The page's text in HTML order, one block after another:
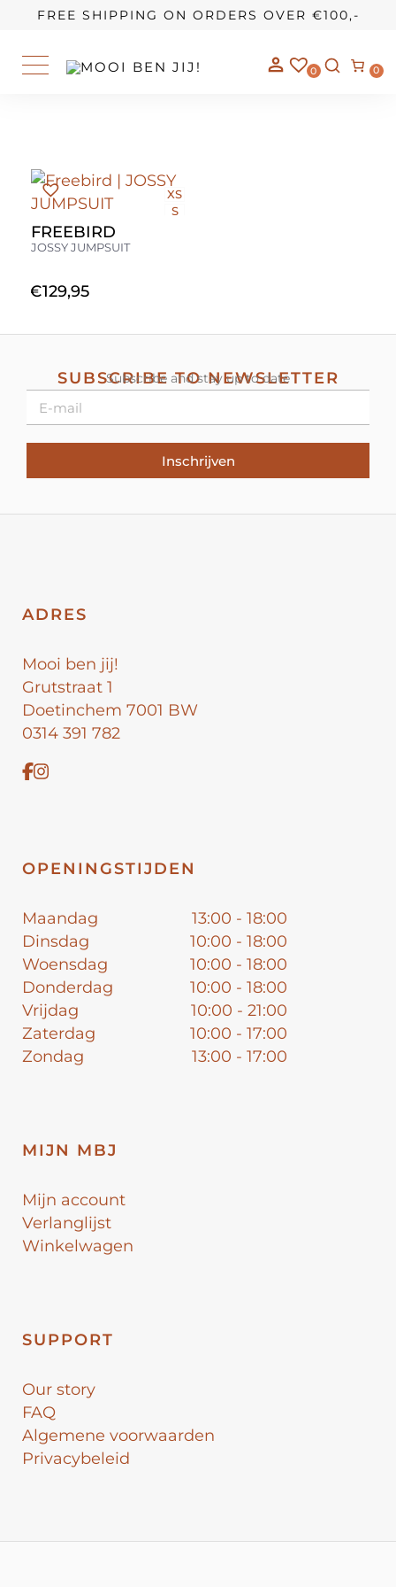
FREE SHIPPING ON ORDERS OVER €100,-
0 0
OUR STORY
FREEBIRD
JOSSY JUMPSUIT
€129,95
XS
S
SUBSCRIBE TO NEWSLETTER
Subscribe and stay up to date
Inschrijven
ADRES
Mooi ben jij!
Grutstraat 1
Doetinchem 7001 BW
0314 391 782
OPENINGSTIJDEN
Maandag
13:00 - 18:00
Dinsdag
10:00 - 18:00
Woensdag
10:00 - 18:00
Donderdag
10:00 - 18:00
Vrijdag
10:00 - 21:00
Zaterdag
10:00 - 17:00
Zondag
13:00 - 17:00
MIJN MBJ
Mijn account
Verlanglijst
Winkelwagen
SUPPORT
Our story
FAQ
Algemene voorwaarden
Privacybeleid